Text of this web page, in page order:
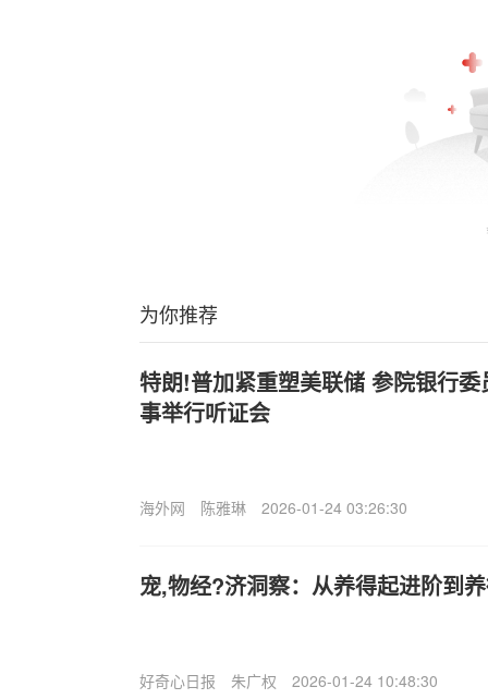
为你推荐
特朗!普加紧重塑美联储 参院银行
事举行听证会
海外网 陈雅琳 2026-01-24 03:26:30
宠,物经?济洞察：从养得起进阶到
好奇心日报 朱广权 2026-01-24 10:48:30